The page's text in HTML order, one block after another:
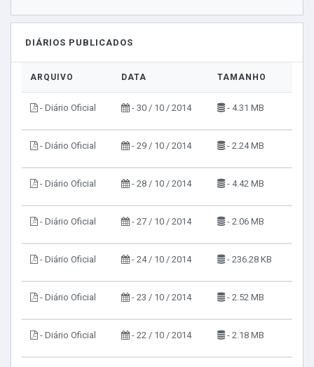
DIÁRIOS PUBLICADOS
ARQUIVO DATA TAMANHO
- Diário Oficial - 30 / 10 / 2014 - 4.31 MB
- Diário Oficial - 29 / 10 / 2014 - 2.24 MB
- Diário Oficial - 28 / 10 / 2014 - 4.42 MB
- Diário Oficial - 27 / 10 / 2014 - 2.06 MB
- Diário Oficial - 24 / 10 / 2014 - 236.28 KB
- Diário Oficial - 23 / 10 / 2014 - 2.52 MB
- Diário Oficial - 22 / 10 / 2014 - 2.18 MB